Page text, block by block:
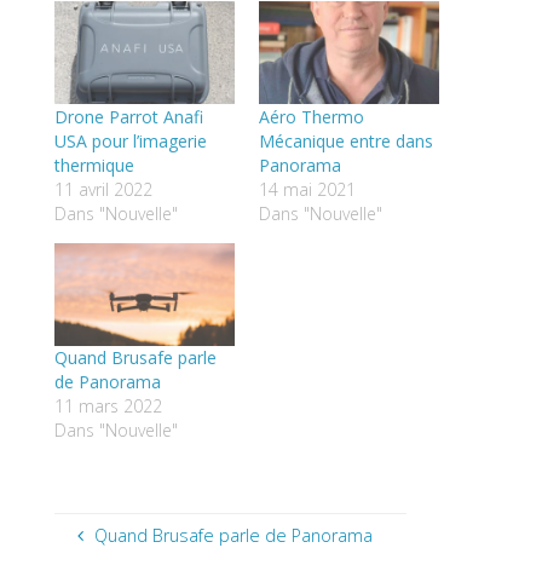
Drone Parrot Anafi
USA pour l’imagerie
thermique
11 avril 2022
Dans "Nouvelle"
Aéro Thermo
Mécanique entre dans
Panorama
14 mai 2021
Dans "Nouvelle"
Quand Brusafe parle
de Panorama
11 mars 2022
Dans "Nouvelle"
Quand Brusafe parle de Panorama